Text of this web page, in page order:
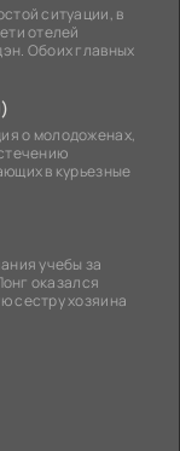
ситуации, в
отелей
Обоих главных
о молодоженах,
в курьезные
учебы за
оказался
сестру хозяина